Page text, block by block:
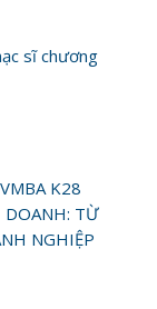
sĩ chương
K28
DOANH: TỪ
NGHIỆP